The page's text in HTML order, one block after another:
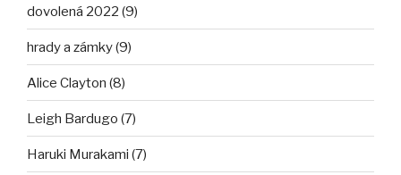
dovolená 2022 (9)
hrady a zámky (9)
Alice Clayton (8)
Leigh Bardugo (7)
Haruki Murakami (7)